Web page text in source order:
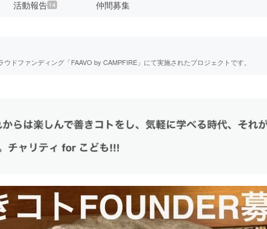
活動報告 14 仲間募集
ウドファンディング「FAAVO by CAMPFIRE」にて実施されたプロジェクトです。